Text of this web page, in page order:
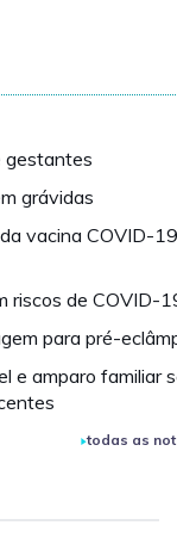
gestantes
grávidas
vacina COVID-19
riscos de COVID-
para pré-
e amparo familiar
todas as